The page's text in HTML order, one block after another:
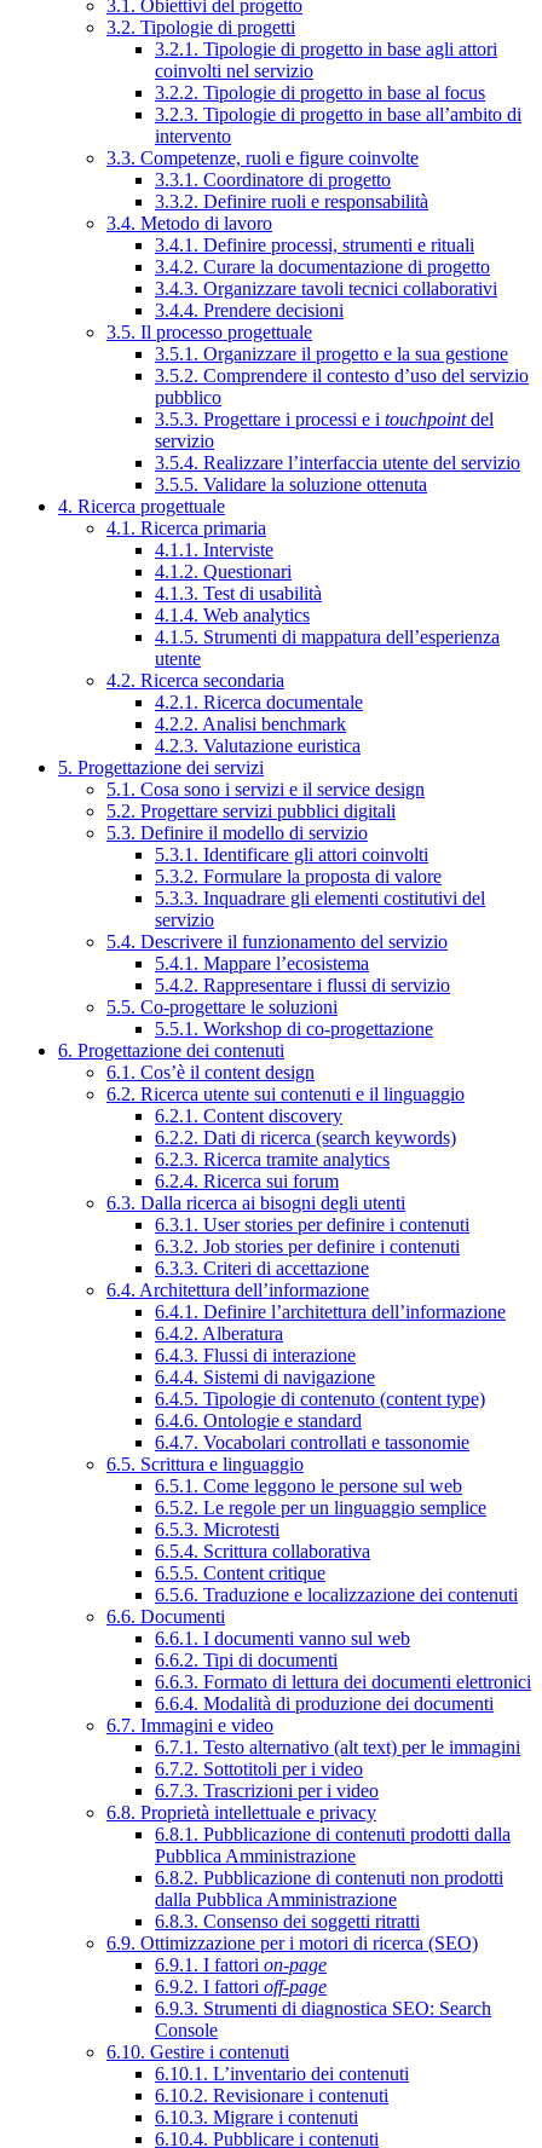
3.1. Obiettivi del progetto
3.2. Tipologie di progetti
3.2.1. Tipologie di progetto in base agli attori
coinvolti nel servizio
3.2.2. Tipologie di progetto in base al focus
3.2.3. Tipologie di progetto in base all’ambito di
intervento
3.3. Competenze, ruoli e figure coinvolte
3.3.1. Coordinatore di progetto
3.3.2. Definire ruoli e responsabilità
3.4. Metodo di lavoro
3.4.1. Definire processi, strumenti e rituali
3.4.2. Curare la documentazione di progetto
3.4.3. Organizzare tavoli tecnici collaborativi
3.4.4. Prendere decisioni
3.5. Il processo progettuale
3.5.1. Organizzare il progetto e la sua gestione
3.5.2. Comprendere il contesto d’uso del servizio
pubblico
3.5.3. Progettare i processi e i touchpointdel
servizio
3.5.4. Realizzare l’interfaccia utente del servizio
3.5.5. Validare la soluzione ottenuta
4. Ricerca progettuale
4.1. Ricerca primaria
4.1.1. Interviste
4.1.2. Questionari
4.1.3. Test di usabilità
4.1.4. Web analytics
4.1.5. Strumenti di mappatura dell’esperienza
utente
4.2. Ricerca secondaria
4.2.1. Ricerca documentale
4.2.2. Analisi benchmark
4.2.3. Valutazione euristica
5. Progettazione dei servizi
5.1. Cosa sono i servizi e il service design
5.2. Progettare servizi pubblici digitali
5.3. Definire il modello di servizio
5.3.1. Identificare gli attori coinvolti
5.3.2. Formulare la proposta di valore
5.3.3. Inquadrare gli elementi costitutivi del
servizio
5.4. Descrivere il funzionamento del servizio
5.4.1. Mappare l’ecosistema
5.4.2. Rappresentare i flussi di servizio
5.5. Co-progettare le soluzioni
5.5.1. Workshop di co-progettazione
6. Progettazione dei contenuti
6.1. Cos’è il content design
6.2. Ricerca utente sui contenuti e il linguaggio
6.2.1. Content discovery
6.2.2. Dati di ricerca (search keywords)
6.2.3. Ricerca tramite analytics
6.2.4. Ricerca sui forum
6.3. Dalla ricerca ai bisogni degli utenti
6.3.1. User stories per definire i contenuti
6.3.2. Job stories per definire i contenuti
6.3.3. Criteri di accettazione
6.4. Architettura dell’informazione
6.4.1. Definire l’architettura dell’informazione
6.4.2. Alberatura
6.4.3. Flussi di interazione
6.4.4. Sistemi di navigazione
6.4.5. Tipologie di contenuto (content type)
6.4.6. Ontologie e standard
6.4.7. Vocabolari controllati e tassonomie
6.5. Scrittura e linguaggio
6.5.1. Come leggono le persone sul web
6.5.2. Le regole per un linguaggio semplice
6.5.3. Microtesti
6.5.4. Scrittura collaborativa
6.5.5. Content critique
6.5.6. Traduzione e localizzazione dei contenuti
6.6. Documenti
6.6.1. I documenti vanno sul web
6.6.2. Tipi di documenti
6.6.3. Formato di lettura dei documenti elettronici
6.6.4. Modalità di produzione dei documenti
6.7. Immagini e video
6.7.1. Testo alternativo (alt text) per le immagini
6.7.2. Sottotitoli per i video
6.7.3. Trascrizioni per i video
6.8. Proprietà intellettuale e privacy
6.8.1. Pubblicazione di contenuti prodotti dalla
Pubblica Amministrazione
6.8.2. Pubblicazione di contenuti non prodotti
dalla Pubblica Amministrazione
6.8.3. Consenso dei soggetti ritratti
6.9. Ottimizzazione per i motori di ricerca (SEO)
6.9.1. I fattori on-page
6.9.2. I fattori off-page
6.9.3. Strumenti di diagnostica SEO: Search
Console
6.10. Gestire i contenuti
6.10.1. L’inventario dei contenuti
6.10.2. Revisionare i contenuti
6.10.3. Migrare i contenuti
6.10.4. Pubblicare i contenuti